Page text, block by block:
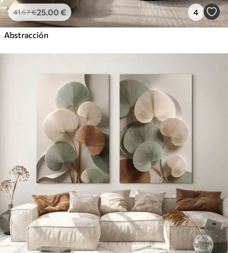
41.67€25.00 € 4
Abstracción